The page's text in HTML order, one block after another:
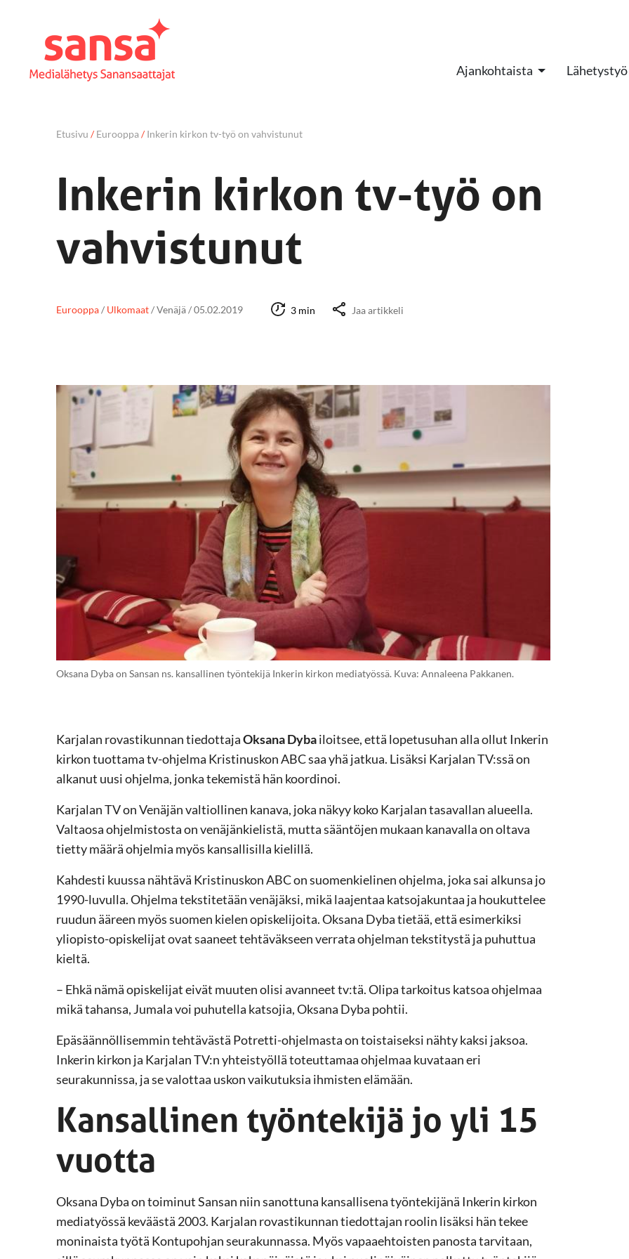
Ajankohtaista Lähetystyö
Etusivu /Eurooppa/Inkerin kirkon tv-työ on vahvistunut
Inkerin kirkon tv-työ on
vahvistunut
Eurooppa/ Ulkomaat/Venäjä/05.02.2019 3 min Jaa artikkeli
Oksana Dyba on Sansan ns. kansallinen työntekijä Inkerin kirkon mediatyössä. Kuva: Annaleena Pakkanen.
Karjalan rovastikunnan tiedottajaOksana Dybailoitsee, että lopetusuhan alla ollut Inkerin
kirkon tuottama tv-ohjelma Kristinuskon ABC saa yhä jatkua. Lisäksi Karjalan TV:ssä on
alkanut uusi ohjelma, jonka tekemistä hän koordinoi.
Karjalan TV on Venäjän valtiollinen kanava, joka näkyy koko Karjalan tasavallan alueella.
Valtaosa ohjelmistosta on venäjänkielistä, mutta sääntöjen mukaan kanavalla on oltava
tietty määrä ohjelmia myös kansallisilla kielillä.
Kahdesti kuussa nähtävä Kristinuskon ABC on suomenkielinen ohjelma, joka sai alkunsa jo
1990-luvulla. Ohjelma tekstitetään venäjäksi, mikä laajentaa katsojakuntaa ja houkuttelee
ruudun ääreen myös suomen kielen opiskelijoita. Oksana Dyba tietää, että esimerkiksi
yliopisto-opiskelijat ovat saaneet tehtäväkseen verrata ohjelman tekstitystä ja puhuttua
kieltä.
– Ehkä nämä opiskelijat eivät muuten olisi avanneet tv:tä. Olipa tarkoitus katsoa ohjelmaa
mikä tahansa, Jumala voi puhutella katsojia, Oksana Dyba pohtii.
Epäsäännöllisemmin tehtävästä Potretti-ohjelmasta on toistaiseksi nähty kaksi jaksoa.
Inkerin kirkon ja Karjalan TV:n yhteistyöllä toteuttamaa ohjelmaa kuvataan eri
seurakunnissa, ja se valottaa uskon vaikutuksia ihmisten elämään.
Kansallinen työntekijä jo yli 15
vuotta
Oksana Dyba on toiminut Sansan niin sanottuna kansallisena työntekijänä Inkerin kirkon
mediatyössä keväästä 2003. Karjalan rovastikunnan tiedottajan roolin lisäksi hän tekee
moninaista työtä Kontupohjan seurakunnassa. Myös vapaaehtoisten panosta tarvitaan,